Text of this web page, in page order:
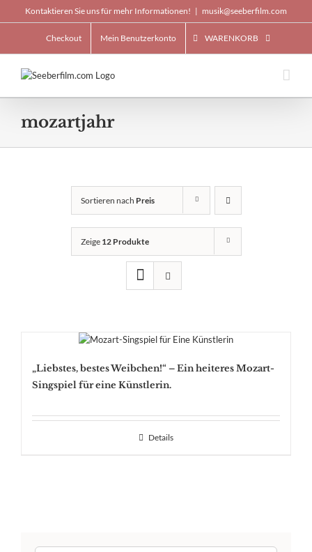
to
Kontaktieren Sie uns für mehr Informationen! | musik@seeberfilm.com
Checkout Mein Benutzerkonto WARENKORB
mozartjahr
Sortieren nach Preis
Zeige 12 Produkte
„Liebstes, bestes Weibchen!“ – Ein heiteres Mozart-
Singspiel für eine Künstlerin.
Details